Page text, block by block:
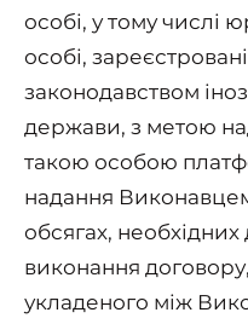
особі, у тому числі
особі,
законодавством
держави, з метою
такою особою
надання
обсягах, необхідних
виконання договору,
укладеного між